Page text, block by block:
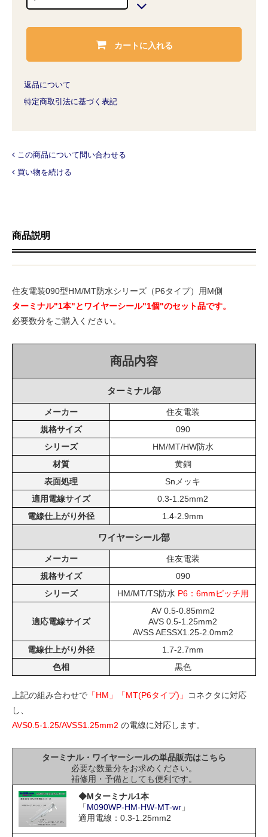
カートに入れる
返品について
特定商取引法に基づく表記
この商品について問い合わせる
買い物を続ける
商品説明
住友電装090型HM/MT防水シリーズ（P6タイプ）用M側
ターミナル"1本"とワイヤーシール"1個"のセット品です。
必要数分をご購入ください。
商品内容
ターミナル部
メーカー
住友電装
規格サイズ
090
シリーズ
HM/MT/HW防水
材質
黄銅
表面処理
Snメッキ
適用電線サイズ
0.3-1.25mm2
電線仕上がり外径
1.4-2.9mm
ワイヤーシール部
メーカー
住友電装
規格サイズ
090
シリーズ
HM/MT/TS防水 P6：6mmピッチ用
適応電線サイズ
AV 0.5-0.85mm2
AVS 0.5-1.25mm2
AVSS AESSX1.25-2.0mm2
電線仕上がり外径
1.7-2.7mm
色相
黒色
上記の組み合わせで 「HM」「MT(P6タイプ)」
コネクタに対応
し、
AVS0.5-1.25/AVSS1.25mm2 の電線に対応します。
ターミナル・ワイヤーシールの単品販売はこちら
必要な数量分をお求めください。
補修用・予備としても便利です。
◆Mターミナル1本
「M090WP-HM-HW-MT-wr 」
適用電線：0.3-1.25mm2